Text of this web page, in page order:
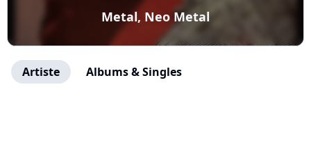
Metal, Neo Metal
Artiste Albums & Singles